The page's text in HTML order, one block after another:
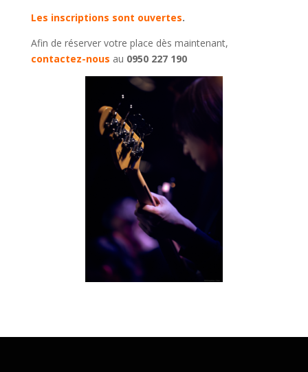
Les inscriptions sont ouvertes.
Afin de réserver votre place dès maintenant,
contactez-nous au 0950 227 190